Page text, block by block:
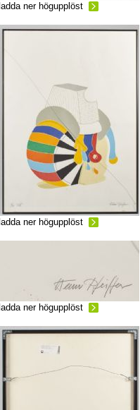
ladda ner högupplöst
ladda ner högupplöst
ladda ner högupplöst